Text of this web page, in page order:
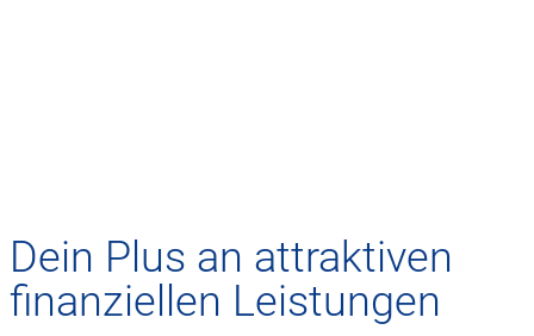
Dein Plus an attraktiven
finanziellen Leistungen